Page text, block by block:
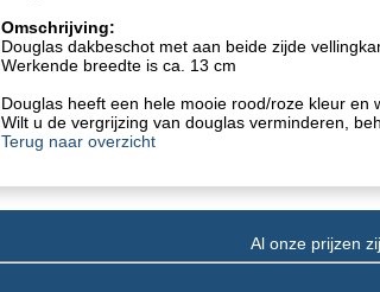
Omschrijving:
Douglas dakbeschot met aan beide zijde
Werkende breedte is ca. 13 cm
Douglas heeft een hele mooie rood/roze kleur en
Wilt u de vergrijzing van douglas verminderen,
Terug naar overzicht
Al onze prijzen